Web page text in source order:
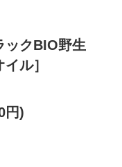
クBIO野生
ル］
円)